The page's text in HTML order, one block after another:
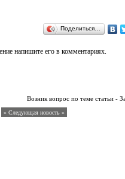
Поделиться…
напишите его в комментариях.
Возник вопрос по теме статьи -
» Следующая новость »